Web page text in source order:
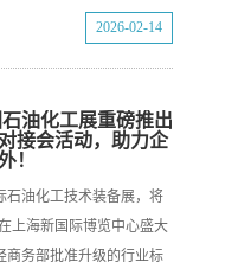
2026-02-14
油化工展重磅推出
接会活动，助力企
！
石油化工技术装备展，将
上海新国际博览中心盛大
商务部批准升级的行业标